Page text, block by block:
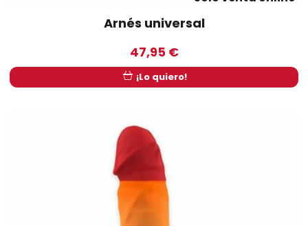
Arnés universal
47,95 €
¡Lo quiero!